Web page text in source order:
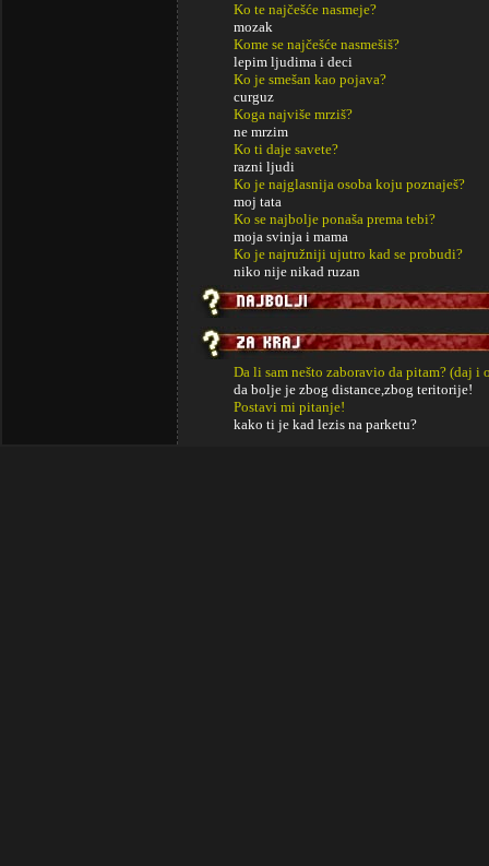
Ko te najčešće nasmeje?
mozak
Kome se najčešće nasmešiš?
lepim ljudima i deci
Ko je smešan kao pojava?
curguz
Koga najviše mrziš?
ne mrzim
Ko ti daje savete?
razni ljudi
Ko je najglasnija osoba koju poznaješ?
moj tata
Ko se najbolje ponaša prema tebi?
moja svinja i mama
Ko je najružniji ujutro kad se probudi?
niko nije nikad ruzan
Da li sam nešto zaboravio da pitam? (daj i
da bolje je zbog distance,zbog teritorije!
Postavi mi pitanje!
kako ti je kad lezis na parketu?